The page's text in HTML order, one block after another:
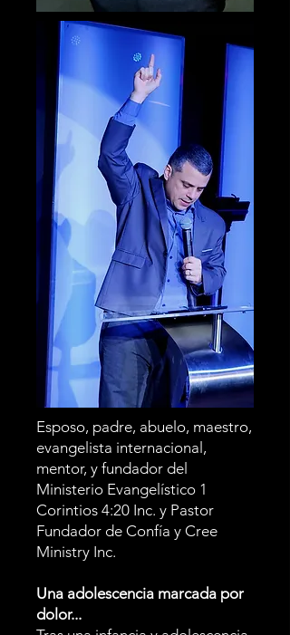
Esposo, padre, abuelo, maestro,
evangelista internacional,
mentor, y fundador del
Ministerio Evangelístico 1
Corintios 4:20 Inc. y Pastor
Fundador de Confía y Cree
Ministry Inc.
Una adolescencia marcada por
dolor...